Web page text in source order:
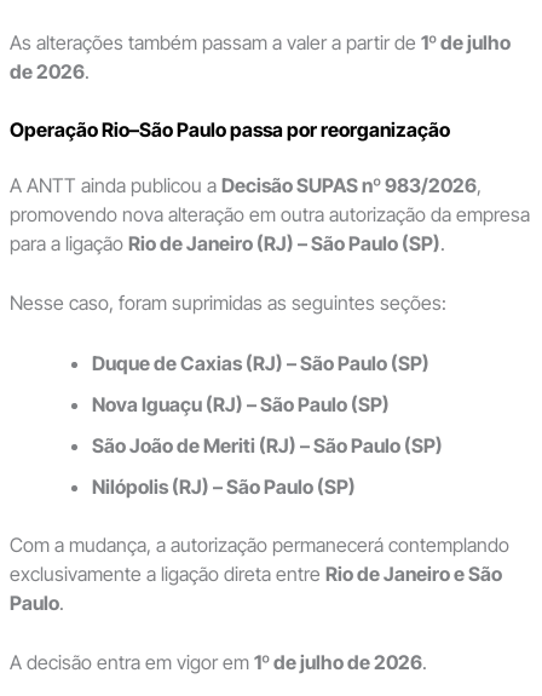
As alterações também passam a valer a partir de 1º de julho
de 2026.
Operação Rio–São Paulo passa por reorganização
A ANTT ainda publicou a Decisão SUPAS nº 983/2026,
promovendo nova alteração em outra autorização da empresa
para a ligação Rio de Janeiro (RJ) – São Paulo (SP).
Nesse caso, foram suprimidas as seguintes seções:
Duque de Caxias (RJ) – São Paulo (SP)
Nova Iguaçu (RJ) – São Paulo (SP)
São João de Meriti (RJ) – São Paulo (SP)
Nilópolis (RJ) – São Paulo (SP)
Com a mudança, a autorização permanecerá contemplando
exclusivamente a ligação direta entre Rio de Janeiro e São
Paulo.
A decisão entra em vigor em 1º de julho de 2026.